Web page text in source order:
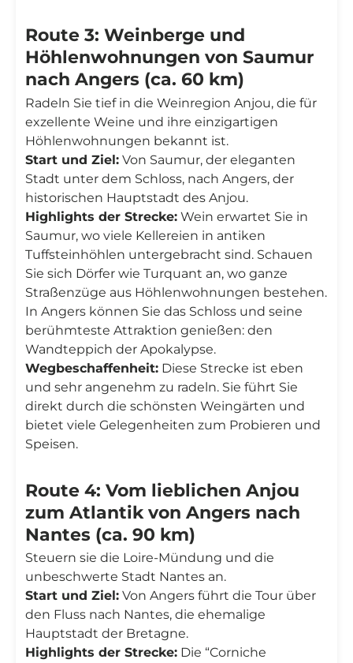
Route 3: Weinberge und
Höhlenwohnungen von Saumur
nach Angers (ca. 60 km)
Radeln Sie tief in die Weinregion Anjou, die für
exzellente Weine und ihre einzigartigen
Höhlenwohnungen bekannt ist.
Start und Ziel: Von Saumur, der eleganten
Stadt unter dem Schloss, nach Angers, der
historischen Hauptstadt des Anjou.
Highlights der Strecke: Wein erwartet Sie in
Saumur, wo viele Kellereien in antiken
Tuffsteinhöhlen untergebracht sind. Schauen
Sie sich Dörfer wie Turquant an, wo ganze
Straßenzüge aus Höhlenwohnungen bestehen.
In Angers können Sie das Schloss und seine
berühmteste Attraktion genießen: den
Wandteppich der Apokalypse.
Wegbeschaffenheit: Diese Strecke ist eben
und sehr angenehm zu radeln. Sie führt Sie
direkt durch die schönsten Weingärten und
bietet viele Gelegenheiten zum Probieren und
Speisen.
Route 4: Vom lieblichen Anjou
zum Atlantik von Angers nach
Nantes (ca. 90 km)
Steuern sie die Loire-Mündung und die
unbeschwerte Stadt Nantes an.
Start und Ziel: Von Angers führt die Tour über
den Fluss nach Nantes, die ehemalige
Hauptstadt der Bretagne.
Highlights der Strecke: Die “Corniche